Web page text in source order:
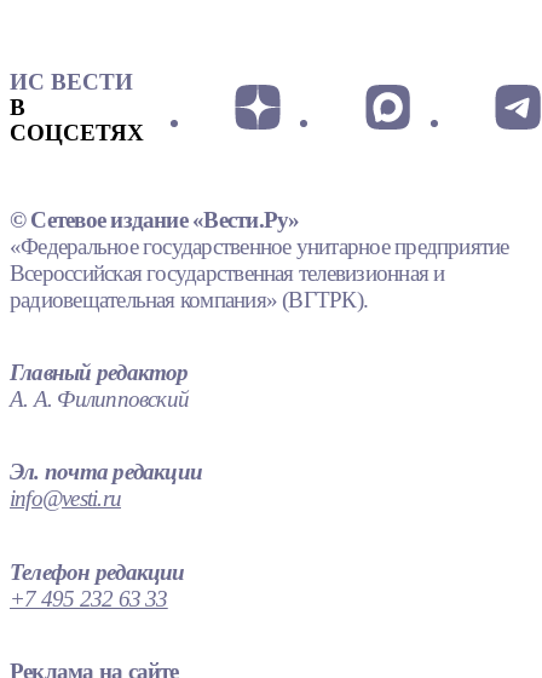
ИС ВЕСТИ
В
СОЦСЕТЯХ
© Сетевое издание «Вести.Ру»
«Федеральное государственное унитарное предприятие
Всероссийская государственная телевизионная и
радиовещательная компания» (ВГТРК).
Главный редактор
А. А. Филипповский
Эл. почта редакции
info@vesti.ru
Телефон редакции
+7 495 232 63 33
Реклама на сайте